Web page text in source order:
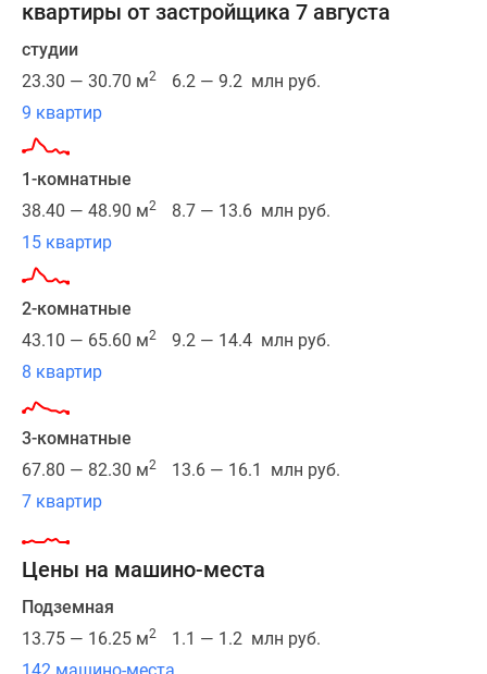
комнатные
Квартиры
карте
Ипотечный
калькулятор
Семейная
ипотека
ипотека
Банки
программы
Новости
недвижимости
Мнение
эксперта
Аналитика
рынка
Покупателю
Экспертиза
новостроек
Эксперты
и
станции
МЦД-3
Рядом
есть
удобный
съезд
Северо-
Восточной
хорде,
в
шаговой
доступности
находится
парк
у
реки
Пехорки.
Девелопер
проекта
–
«Некрасовка
квартиры от застройщика 7 августа
студии
23.30 — 30.70 м2
6.2 — 9.2 млн руб.
9 квартир
1-комнатные
38.40 — 48.90 м2
8.7 — 13.6 млн руб.
15 квартир
2-комнатные
43.10 — 65.60 м2
9.2 — 14.4 млн руб.
8 квартир
3-комнатные
67.80 — 82.30 м2
13.6 — 16.1 млн руб.
7 квартир
Цены на машино-места
Подземная
13.75 — 16.25 м2
1.1 — 1.2 млн руб.